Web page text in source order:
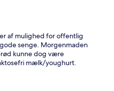
af mulighed for offentlig
senge. Morgenmaden
kunne dog være
mælk/youghurt.